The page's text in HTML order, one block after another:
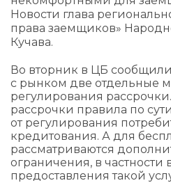
Новости глава
права заемщиков»
Кучава.
Во вторник в ЦБ
с рынком две отдельные
регулирования
рассрочки правила по
от регулирования
кредитования. А для
рассматриваются
ограничения, в частности
предоставления такой